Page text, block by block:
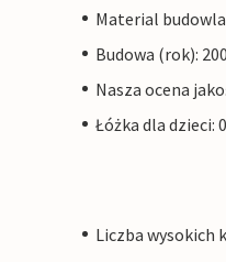
Material
Budowa (rok):
Nasza ocena
Łóżka dla dzieci: 0
Liczba wysokich